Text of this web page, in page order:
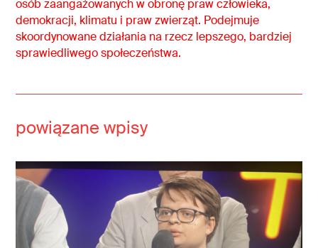
osób zaangażowanych w obronę praw człowieka,
demokracji, klimatu i praw zwierząt. Podejmuje
skoordynowane działania na rzecz lepszego, bardziej
sprawiedliwego społeczeństwa.
powiązane wpisy